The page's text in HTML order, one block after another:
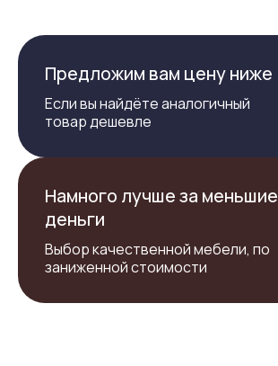
Предложим вам цену ниже
Если вы найдёте аналогичный
товар дешевле
Намного лучше за меньшие
деньги
Выбор качественной мебели, по
заниженной стоимости